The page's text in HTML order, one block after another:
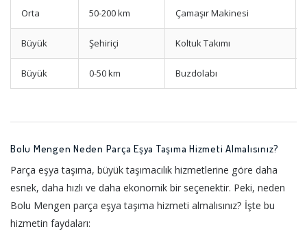
Orta 50-200 km Çamaşır Makinesi
Büyük Şehiriçi Koltuk Takımı
Büyük 0-50 km Buzdolabı
Bolu Mengen Neden Parça Eşya Taşıma Hizmeti Almalısınız?
Parça eşya taşıma, büyük taşımacılık hizmetlerine göre daha
esnek, daha hızlı ve daha ekonomik bir seçenektir. Peki, neden
Bolu Mengen parça eşya taşıma hizmeti almalısınız? İşte bu
hizmetin faydaları: